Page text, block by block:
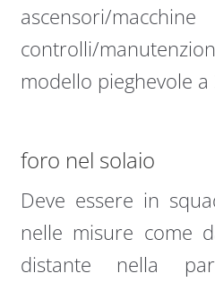
ascensori/
controlli/
modello pieghevole a
foro nel solaio
Deve essere in
nelle misure come
distante nella